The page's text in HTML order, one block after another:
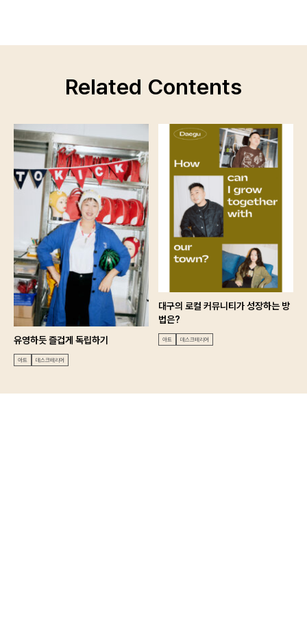
Related Contents
유영하듯 즐겁게 독립하기
아트 데스크테리어
대구의 로컬 커뮤니티가 성장하는 방
법은?
아트 데스크테리어
회원가입 비밀번호 찾기